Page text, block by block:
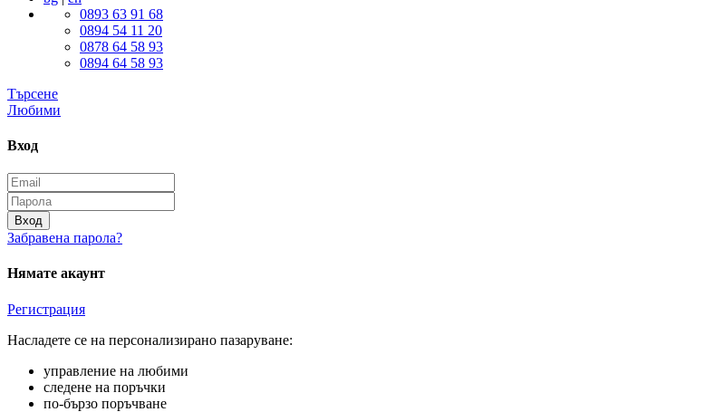
0893 63 91 68
0894 54 11 20
0878 64 58 93
0894 64 58 93
Търсене
Любими
Вход
Вход
Забравена парола?
Нямате акаунт
Регистрация
Насладете се на персонализирано пазаруване:
управление на любими
следене на поръчки
по-бързо поръчване